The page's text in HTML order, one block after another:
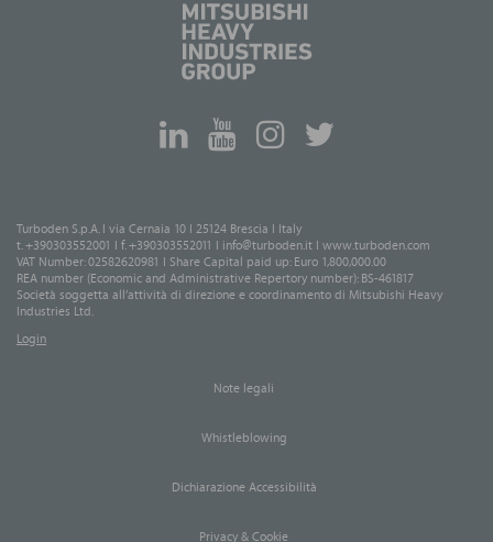
Turboden S.p.A. I via Cernaia 10 I 25124 Brescia I Italy
t. +390303552001 I f. +390303552011 I info@turboden.it I www.turboden.com
VAT Number: 02582620981 I Share Capital paid up: Euro 1,800,000.00
REA number (Economic and Administrative Repertory number): BS-461817
Società soggetta all’attività di direzione e coordinamento di Mitsubishi Heavy
Industries Ltd.
Login
Note legali
Whistleblowing
Dichiarazione Accessibilità